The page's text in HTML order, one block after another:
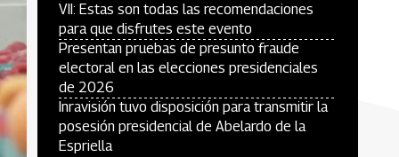
VII: Estas son todas las recomendaciones
para que disfrutes este evento
Presentan pruebas de presunto fraude
electoral en las elecciones presidenciales
de 2026
Inravisión tuvo disposición para transmitir la
posesión presidencial de Abelardo de la
Espriella